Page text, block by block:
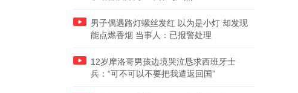
男子偶遇路灯螺丝发红 以为是小灯 却发现
能点燃香烟 当事人：已报警处理
12岁摩洛哥男孩边境哭泣恳求西班牙士
兵：“可不可以不要把我遣返回国”